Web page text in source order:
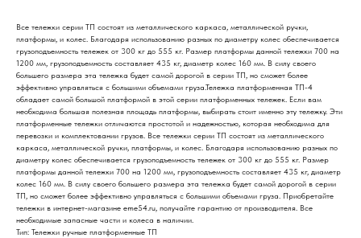
Все тележки серии ТП состоят из металлического каркаса, металлической ручки,
платформы, и колес. Благодаря использованию разных по диаметру колес обеспечивается
грузоподъемность тележек от 300 кг до 555 кг. Размер платформы данной тележки 700 на
1200 мм, грузоподъемность составляет 435 кг, диаметр колес 160 мм. В силу своего
большего размера эта тележка будет самой дорогой в серии ТП, но сможет более
эффективно управляться с большими объемами груза.Тележка платформенная ТП-4
обладает самой большой платформой в этой серии платформенных тележек. Если вам
необходима большая полезная площадь платформы, выбирать стоит именно эту тележку. Эти
платформенные тележки отличаются простотой и надежностью, которая необходима для
перевозки и комплектовании грузов. Все тележки серии ТП состоят из металлического
каркаса, металлической ручки, платформы, и колес. Благодаря использованию разных по
диаметру колес обеспечивается грузоподъемность тележек от 300 кг до 555 кг. Размер
платформы данной тележки 700 на 1200 мм, грузоподъемность составляет 435 кг, диаметр
колес 160 мм. В силу своего большего размера эта тележка будет самой дорогой в серии
ТП, но сможет более эффективно управляться с большими объемами груза. Приобретайте
тележки в интернет-магазине eme54.ru, получайте гарантию от производителя. Все
необходимые запасные части и колеса в наличии.
Тип: Тележки ручные платформенные ТП